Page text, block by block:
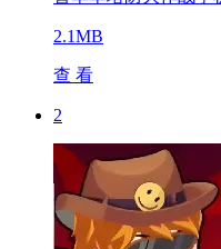
2.1MB
查 看
2